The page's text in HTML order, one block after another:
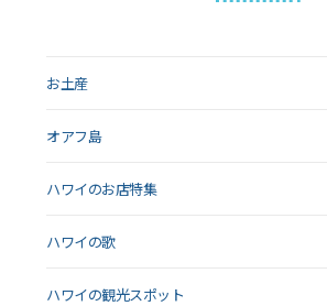
お土産
オアフ島
ハワイのお店特集
ハワイの歌
ハワイの観光スポット